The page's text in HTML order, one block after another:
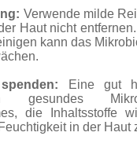
Verwende milde
Haut nicht
kann das
Eine gut
gesundes
die Inhaltsstoffe
in der Haut